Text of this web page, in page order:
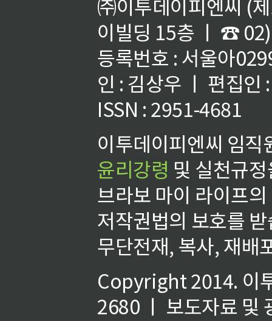
㈜이투데이피엔씨 (
이빌딩 15층 ㅣ ☎
등록번호 : 서울아
인 : 김상우 ㅣ 편집인
ISSN : 2951-4681
이투데이피엔씨 임
윤리강령 및 실천규
브라보 마이 라이프
저작권법의 보호를
무단전재, 복사, 재배
Copyright 2014. 이
2680 ㅣ 보도자료